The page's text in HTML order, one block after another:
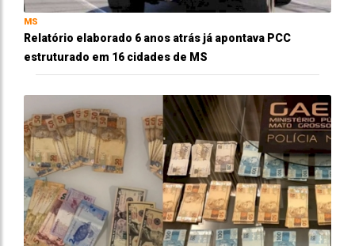
MS
Relatório elaborado 6 anos atrás já apontava PCC
estruturado em 16 cidades de MS